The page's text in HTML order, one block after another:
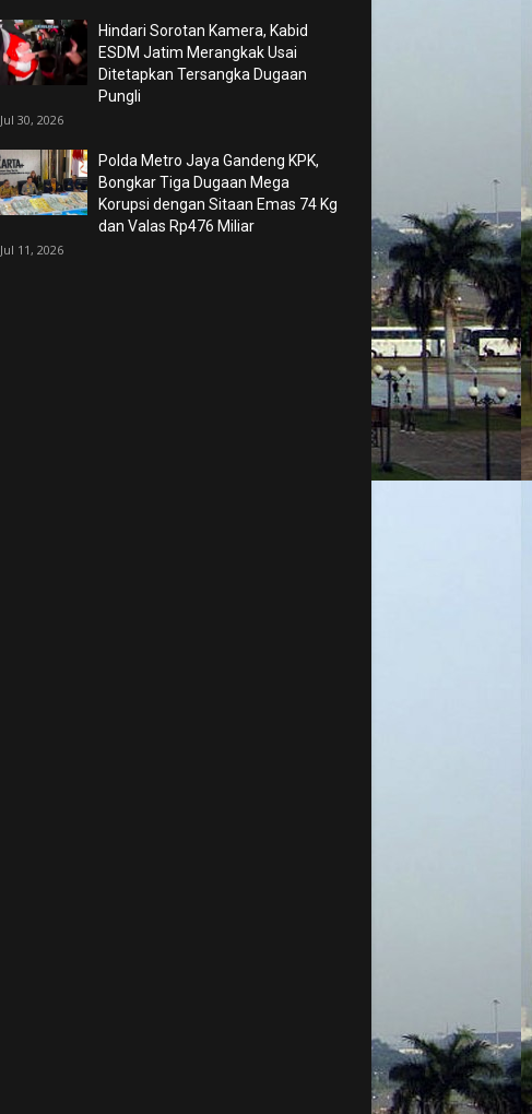
Hindari Sorotan Kamera, Kabid
ESDM Jatim Merangkak Usai
Ditetapkan Tersangka Dugaan
Pungli
Jul 30, 2026
Polda Metro Jaya Gandeng KPK,
Bongkar Tiga Dugaan Mega
Korupsi dengan Sitaan Emas 74 Kg
dan Valas Rp476 Miliar
Jul 11, 2026